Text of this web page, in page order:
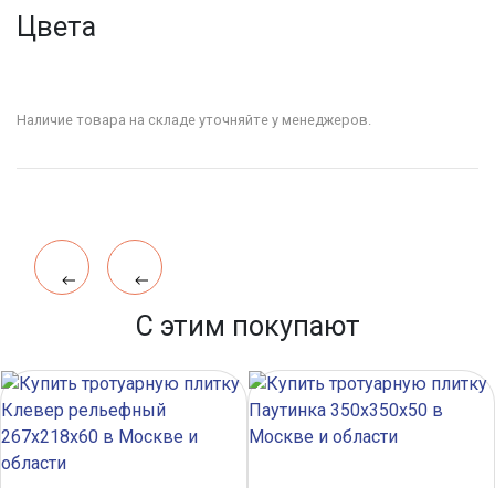
Цвета
Наличие товара на складе уточняйте у менеджеров.
С этим покупают